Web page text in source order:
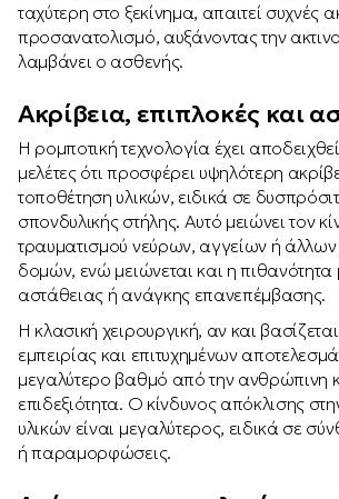
ταχύτερη στο ξεκίνημα, απαιτεί συχνές
προσανατολισμό, αυξάνοντας την
λαμβάνει ο ασθενής.
Ακρίβεια, επιπλοκές και
Η ρομποτική τεχνολογία έχει
μελέτες ότι προσφέρει υψηλότερη
τοποθέτηση υλικών, ειδικά σε
σπονδυλικής στήλης. Αυτό μειώνει τον
τραυματισμού νεύρων, αγγείων ή
δομών, ενώ μειώνεται και η πιθανότητα
αστάθειας ή ανάγκης επανεπέμβασης.
Η κλασική χειρουργική, αν και
εμπειρίας και επιτυχημένων
μεγαλύτερο βαθμό από την ανθρώπινη
επιδεξιότητα. Ο κίνδυνος απόκλισης
υλικών είναι μεγαλύτερος, ειδικά σε
ή παραμορφώσεις.